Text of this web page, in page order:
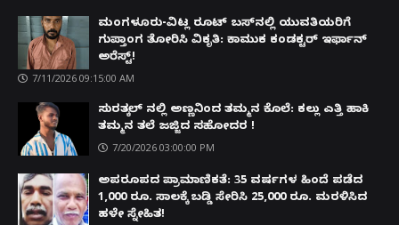
ಮಂಗಳೂರು-ವಿಟ್ಲ ರೂಟ್ ಬಸ್‌ನಲ್ಲಿ ಯುವತಿಯರಿಗೆ
ಗುಪ್ತಾಂಗ ತೋರಿಸಿ ವಿಕೃತಿ: ಕಾಮುಕ ಕಂಡಕ್ಟರ್ ಇರ್ಫಾನ್
ಅರೆಸ್ಟ್!
7/11/2026 09:15:00 AM
ಸುರತ್ಕಲ್ ನಲ್ಲಿ ಅಣ್ಣನಿಂದ ತಮ್ಮನ ಕೊಲೆ: ಕಲ್ಲು ಎತ್ತಿ ಹಾಕಿ
ತಮ್ಮನ ತಲೆ ಜಜ್ಜಿದ ಸಹೋದರ !
7/20/2026 03:00:00 PM
ಅಪರೂಪದ ಪ್ರಾಮಾಣಿಕತೆ: 35 ವರ್ಷಗಳ ಹಿಂದೆ ಪಡೆದ
1,000 ರೂ. ಸಾಲಕ್ಕೆ ಬಡ್ಡಿ ಸೇರಿಸಿ 25,000 ರೂ. ಮರಳಿಸಿದ
ಹಳೇ ಸ್ನೇಹಿತ!